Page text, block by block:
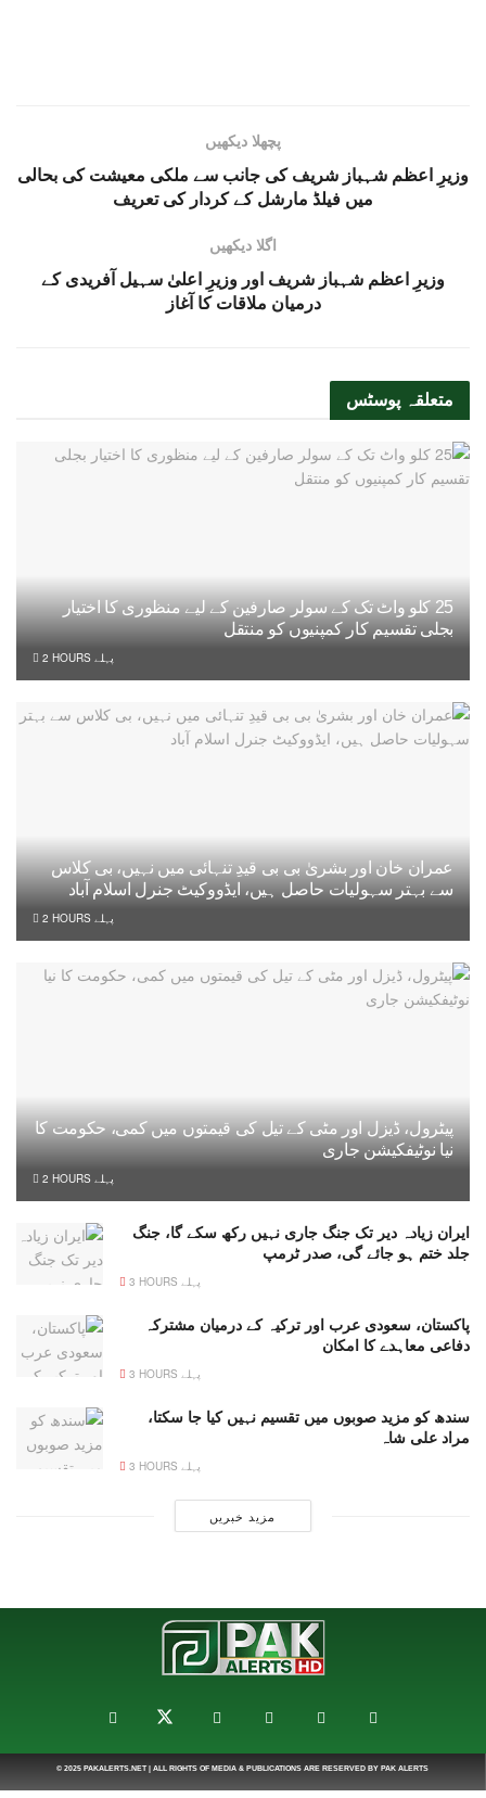
پچھلا دیکھیں
وزیرِ اعظم شہباز شریف کی جانب سے ملکی معیشت کی بحالی
میں فیلڈ مارشل کے کردار کی تعریف
اگلا دیکھیں
وزیرِ اعظم شہباز شریف اور وزیرِ اعلیٰ سہیل آفریدی کے
درمیان ملاقات کا آغاز
متعلقہ پوسٹس
25 کلو واٹ تک کے سولر صارفین کے لیے منظوری کا اختیار
بجلی تقسیم کار کمپنیوں کو منتقل
2 HOURS پہلے
عمران خان اور بشریٰ بی بی قیدِ تنہائی میں نہیں، بی کلاس
سے بہتر سہولیات حاصل ہیں، ایڈووکیٹ جنرل اسلام آباد
2 HOURS پہلے
پیٹرول، ڈیزل اور مٹی کے تیل کی قیمتوں میں کمی، حکومت کا
نیا نوٹیفکیشن جاری
2 HOURS پہلے
ایران زیادہ دیر تک جنگ جاری نہیں رکھ سکے گا، جنگ
جلد ختم ہو جائے گی، صدر ٹرمپ
3 HOURS پہلے
پاکستان، سعودی عرب اور ترکیہ کے درمیان مشترکہ
دفاعی معاہدے کا امکان
3 HOURS پہلے
سندھ کو مزید صوبوں میں تقسیم نہیں کیا جا سکتا،
مراد علی شاہ
3 HOURS پہلے
مزید خبریں
© 2025 PAKALERTS.NET| ALL RIGHTS OF MEDIA & PUBLICATIONS ARE RESERVED BY PAK ALERTS